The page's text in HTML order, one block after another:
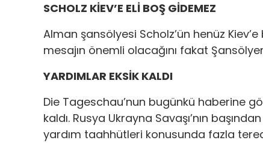
SCHOLZ KİEV’E ELİ BOŞ GİDEMEZ
Alman şansölyesi Scholz’ün henüz
mesajın önemli olacağını fakat
YARDIMLAR EKSİK KALDI
Die Tageschau’nun bugünkü haberine
kaldı. Rusya Ukrayna Savaşı’nın
yardım taahhütleri konusunda fazla